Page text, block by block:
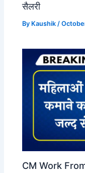
सैलरी
By Kaushik /
CM Work